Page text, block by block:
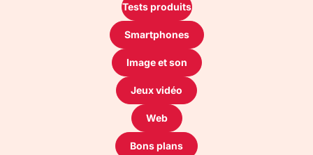
Tests produits
Smartphones
Image et son
Jeux vidéo
Web
Bons plans